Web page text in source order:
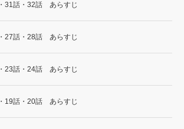
31話・32話 あらすじ
27話・28話 あらすじ
23話・24話 あらすじ
19話・20話 あらすじ